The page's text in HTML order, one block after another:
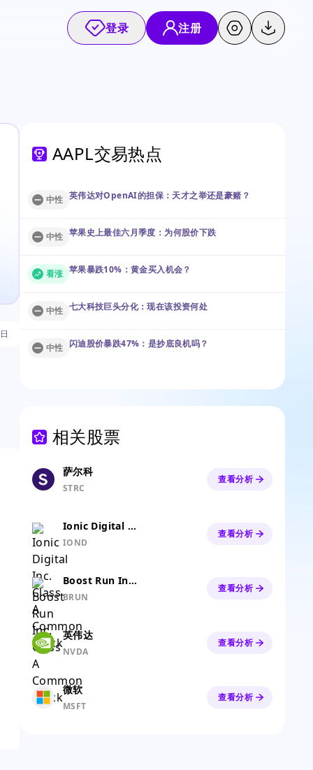
登录 注册
AAPL交易热点
中性 英伟达对OpenAI的担保：天才之举还是豪赌？
中性 苹果史上最佳六月季度：为何股价下跌
看涨 苹果暴跌10%：黄金买入机会？
中性 七大科技巨头分化：现在该投资何处
中性 闪迪股价暴跌47%：是抄底良机吗？
相关股票
萨尔科
STRC
查看分析
Ionic Digital Inc. Class A Common Stock
IOND
查看分析
Boost Run Inc. Class A Common Stock
BRUN
查看分析
英伟达
NVDA
查看分析
微软
MSFT
查看分析